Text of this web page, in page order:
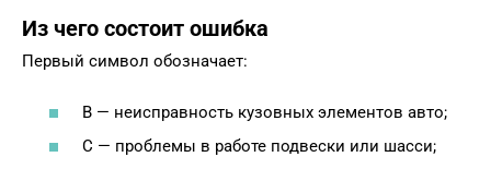
Из чего состоит ошибка
Первый символ обозначает:
В — неисправность кузовных элементов авто;
С — проблемы в работе подвески или шасси;